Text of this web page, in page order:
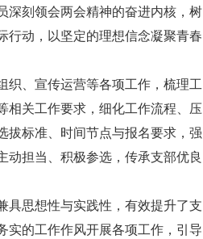
深刻领会两会精神的奋进内核，树
行动，以坚定的理想信念凝聚青春
织、宣传运营等各项工作，梳理工
相关工作要求，细化工作流程、压
拔标准、时间节点与报名要求，强
担当、积极参选，传承支部优良
具思想性与实践性，有效提升了支
实的工作作风开展各项工作，引导